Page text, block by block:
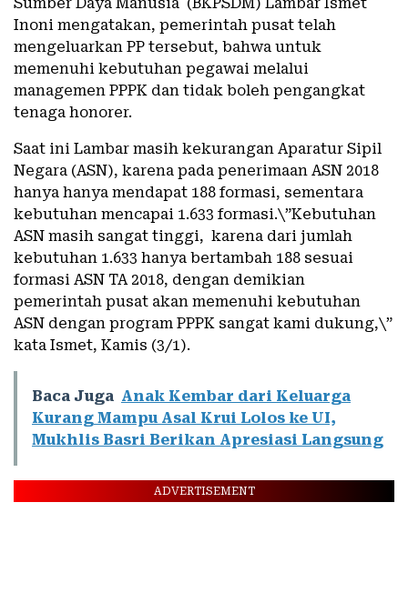
Sumber Daya Manusia (BKPSDM) Lambar Ismet
Inoni mengatakan, pemerintah pusat telah
mengeluarkan PP tersebut, bahwa untuk
memenuhi kebutuhan pegawai melalui
managemen PPPK dan tidak boleh pengangkat
tenaga honorer.
Saat ini Lambar masih kekurangan Aparatur Sipil
Negara (ASN), karena pada penerimaan ASN 2018
hanya hanya mendapat 188 formasi, sementara
kebutuhan mencapai 1.633 formasi.\”Kebutuhan
ASN masih sangat tinggi, karena dari jumlah
kebutuhan 1.633 hanya bertambah 188 sesuai
formasi ASN TA 2018, dengan demikian
pemerintah pusat akan memenuhi kebutuhan
ASN dengan program PPPK sangat kami dukung,\”
kata Ismet, Kamis (3/1).
Baca Juga Anak Kembar dari Keluarga
Kurang Mampu Asal Krui Lolos ke UI,
Mukhlis Basri Berikan Apresiasi Langsung
ADVERTISEMENT